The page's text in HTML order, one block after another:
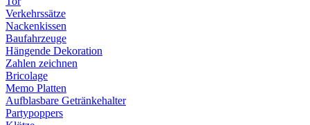
Verkehrssätze
Nackenkissen
Baufahrzeuge
Hängende Dekoration
Zahlen zeichnen
Bricolage
Memo Platten
Aufblasbare Getränkehalter
Partypoppers